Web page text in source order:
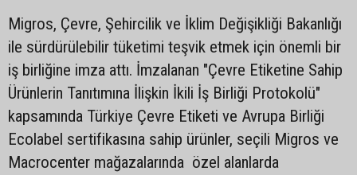
Migros, Çevre, Şehircilik ve İklim Değişikliği Bakanlığı
ile sürdürülebilir tüketimi teşvik etmek için önemli bir
iş birliğine imza attı. İmzalanan "Çevre Etiketine Sahip
Ürünlerin Tanıtımına İlişkin İkili İş Birliği Protokolü"
kapsamında Türkiye Çevre Etiketi ve Avrupa Birliği
Ecolabel sertifikasına sahip ürünler, seçili Migros ve
Macrocenter mağazalarında özel alanlarda